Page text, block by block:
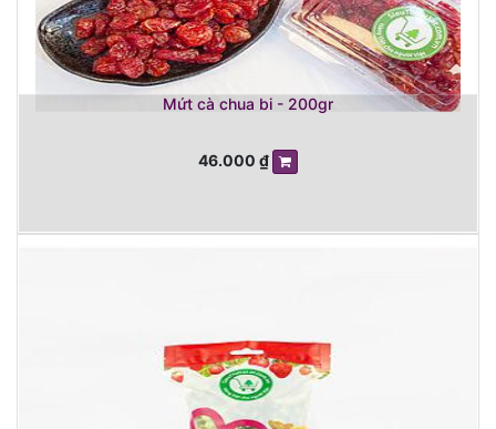
Mứt cà chua bi - 200gr
46.000 ₫